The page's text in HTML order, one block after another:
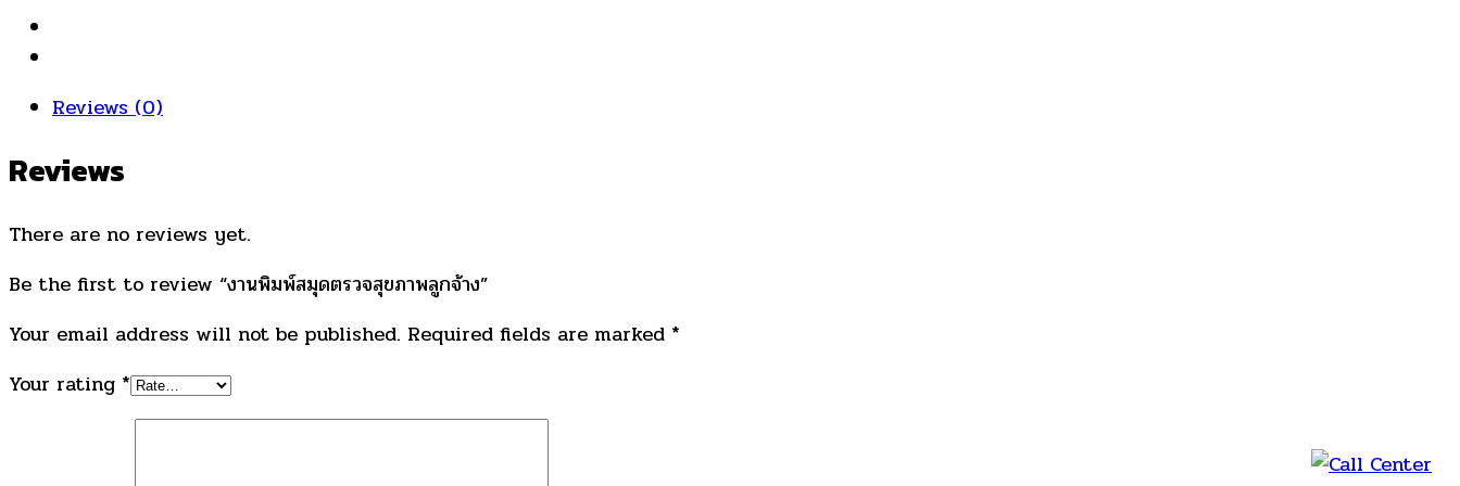
Reviews (0)
Reviews
There are no reviews yet.
Be the first to review “งานพิมพ์สมุดตรวจสุขภาพลูกจ้าง”
Your email address will not be published. Required fields are marked *
Your rating *